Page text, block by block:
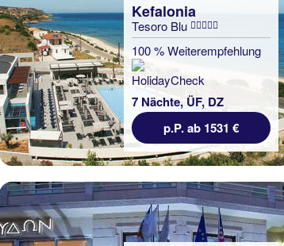
Kefalonia
Tesoro Blu
100 % Weiterempfehlung
7 Nächte, ÜF, DZ
p.P. ab 1531 €